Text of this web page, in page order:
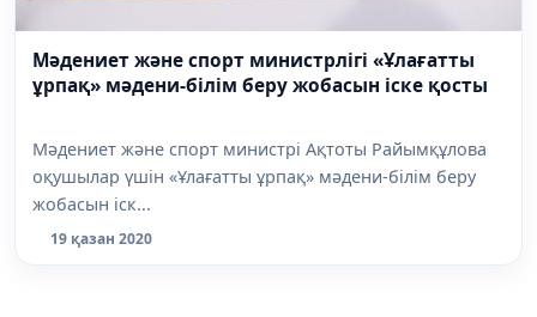
Мәдениет және спорт министрлігі «Ұлағатты
ұрпақ» мәдени-білім беру жобасын іске қосты
Мәдениет және спорт министрі Ақтоты Райымқұлова
оқушылар үшін «Ұлағатты ұрпақ» мәдени-білім беру
жобасын іск...
19 қазан 2020